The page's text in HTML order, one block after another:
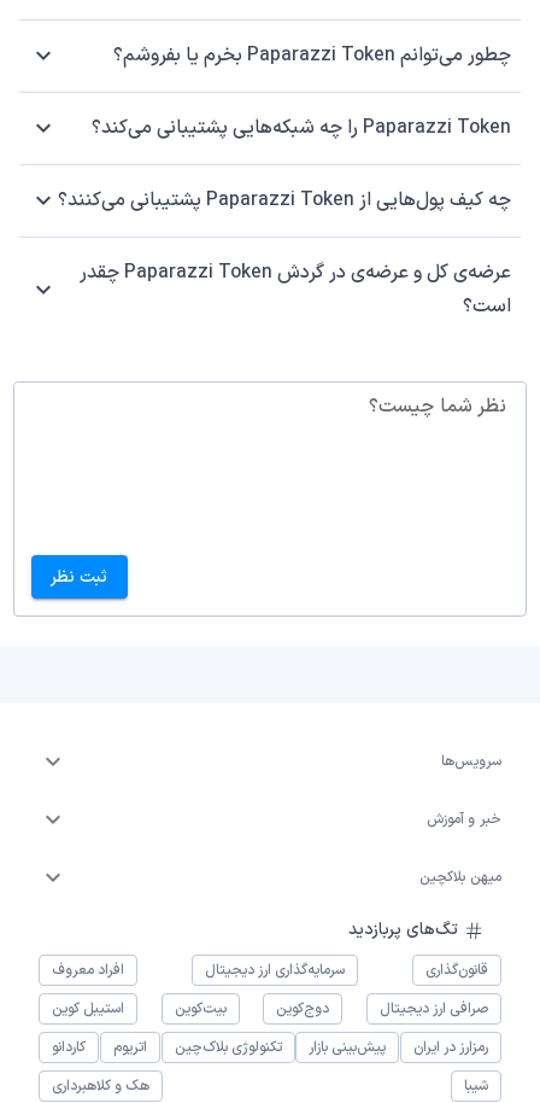
چطور می‌توانم Paparazzi Token بخرم یا بفروشم؟
Paparazzi Token را چه شبکه‌هایی پشتیبانی می‌کند؟
چه کیف پول‌هایی از Paparazzi Token پشتیبانی می‌کنند؟
عرضه‌ی کل و عرضه‌ی در گردش Paparazzi Token چقدر
است؟
نظر شما چیست؟
ثبت نظر
سرویس‌ها
خبر و آموزش
میهن بلاکچین
تگ‌های پربازدید
قانون‌گذاری سرمایه‌گذاری ارز دیجیتال
افراد معروف
صرافی ارز دیجیتال
دوج‌کوین بیت‌کوین
استیبل کوین
رمزارز در ایران
پیش‌بینی بازار تکنولوژی بلاک‌چین اتریوم
کاردانو
شیبا
هک و کلاهبرداری